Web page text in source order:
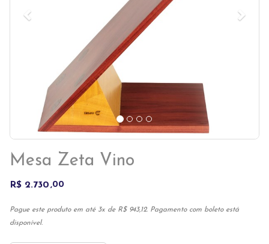
Mesa Zeta Vino
R$ 2.730 00
Pague este produto em até 3x de R$ 943,12. Pagamento com boleto está
disponível.